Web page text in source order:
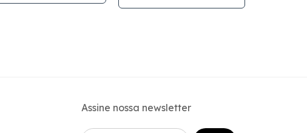
Assine nossa newsletter